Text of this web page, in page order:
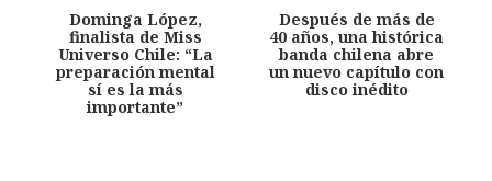
Dominga López,
finalista de Miss
Universo Chile: “La
preparación mental
sí es la más
importante”
Después de más de
40 años, una histórica
banda chilena abre
un nuevo capítulo con
disco inédito